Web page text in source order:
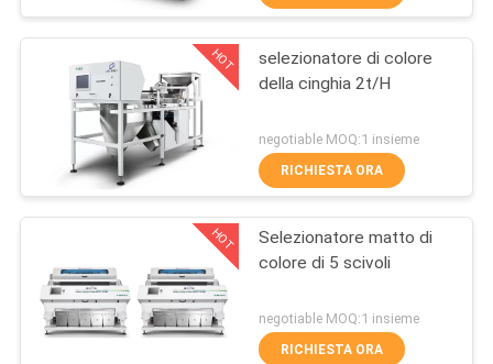
GIRO
DELLA
FABBRICA
CONTROLLO
DI
CONTATTICI
selezionatore di
colore del tè
104
selezionatore di
colore del grano
HOT
selezionatore di colore
della cinghia 2t/H
negotiable MOQ:1 insieme
RICHIESTA ORA
HOT
Selezionatore matto di
colore di 5 scivoli
negotiable MOQ:1 insieme
RICHIESTA ORA